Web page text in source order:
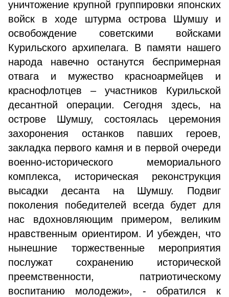
уничтожение крупной группировки японских
войск в ходе штурма острова Шумшу и
освобождение советскими войсками
Курильского архипелага. В памяти нашего
народа навечно останутся беспримерная
отвага и мужество красноармейцев и
краснофлотцев – участников Курильской
десантной операции. Сегодня здесь, на
острове Шумшу, состоялась церемония
захоронения останков павших героев,
закладка первого камня и в первой очереди
военно-исторического мемориального
комплекса, историческая реконструкция
высадки десанта на Шумшу. Подвиг
поколения победителей всегда будет для
нас вдохновляющим примером, великим
нравственным ориентиром. И убежден, что
нынешние торжественные мероприятия
послужат сохранению исторической
преемственности, патриотическому
воспитанию молодежи», - обратился к